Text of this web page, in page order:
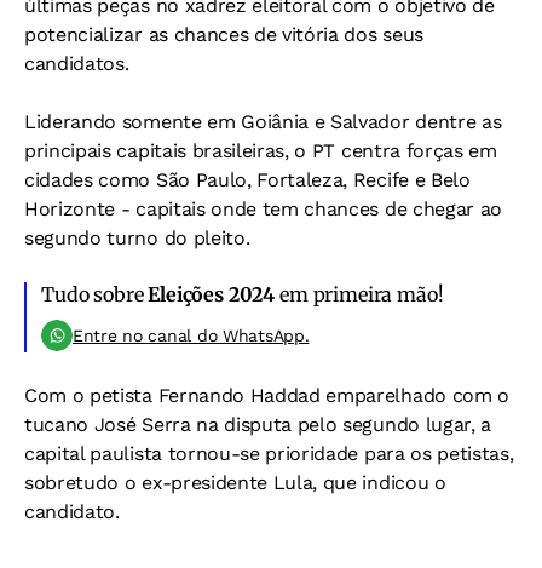
últimas peças no xadrez eleitoral com o objetivo de
potencializar as chances de vitória dos seus
candidatos.
Liderando somente em Goiânia e Salvador dentre as
principais capitais brasileiras, o PT centra forças em
cidades como São Paulo, Fortaleza, Recife e Belo
Horizonte - capitais onde tem chances de chegar ao
segundo turno do pleito.
Tudo sobreEleições 2024 em primeira mão!
Entre no canal do WhatsApp.
Com o petista Fernando Haddad emparelhado com o
tucano José Serra na disputa pelo segundo lugar, a
capital paulista tornou-se prioridade para os petistas,
sobretudo o ex-presidente Lula, que indicou o
candidato.